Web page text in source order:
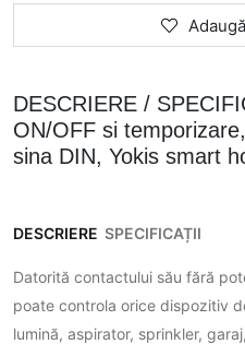
DESCRIERE /
ON/OFF si
sina DIN, Yokis smart
DESCRIERE SPECIFICAȚII
Datorită contactului său fără
poate controla orice dispozitiv
lumină, aspirator, sprinkler,